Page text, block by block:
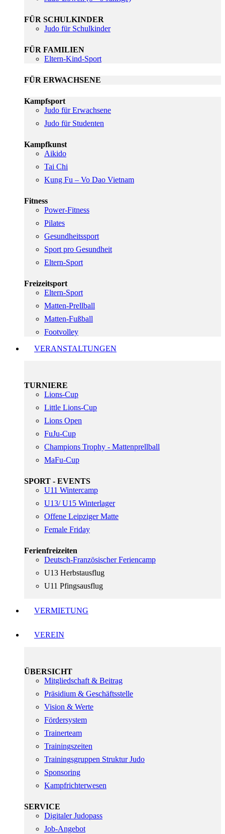
FÜR SCHULKINDER
Judo für Schulkinder
FÜR FAMILIEN
Eltern-Kind-Sport
FÜR ERWACHSENE
Kampfsport
Judo für Erwachsene
Judo für Studenten
Kampfkunst
Aikido
Tai Chi
Kung Fu – Vo Dao Vietnam
Fitness
Power-Fitness
Pilates
Gesundheitssport
Sport pro Gesundheit
Eltern-Sport
Freizeitsport
Eltern-Sport
Matten-Prellball
Matten-Fußball
Footvolley
VERANSTALTUNGEN
TURNIERE
Lions-Cup
Little Lions-Cup
Lions Open
FuJu-Cup
Champions Trophy - Mattenprellball
MaFu-Cup
SPORT - EVENTS
U11 Wintercamp
U13/ U15 Winterlager
Offene Leipziger Matte
Female Friday
Ferienfreizeiten
Deutsch-Französischer Feriencamp
U13 Herbstausflug
U11 Pfingsausflug
VERMIETUNG
VEREIN
ÜBERSICHT
Mitgliedschaft & Beitrag
Präsidium & Geschäftsstelle
Vision & Werte
Fördersystem
Trainerteam
Trainingszeiten
Trainingsgruppen Struktur Judo
Sponsoring
Kampfrichterwesen
SERVICE
Digitaler Judopass
Job-Angebot